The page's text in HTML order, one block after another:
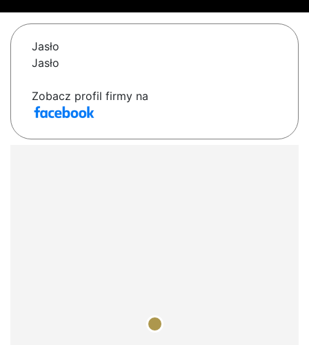
Jasło
Jasło
Zobacz profil firmy na